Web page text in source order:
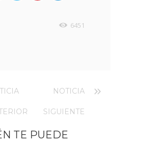
6451
NOTICIA
SIGUIENTE
TE PUEDE